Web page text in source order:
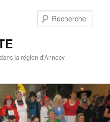
la région d'Annecy